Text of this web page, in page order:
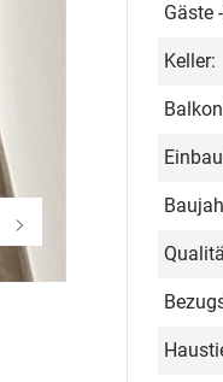
Gäste
Keller: